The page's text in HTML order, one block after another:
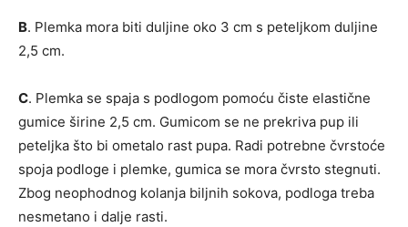
B. Plemka mora biti duljine oko 3 cm s peteljkom duljine
2,5 cm.
C. Plemka se spaja s podlogom pomoću čiste elastične
gumice širine 2,5 cm. Gumicom se ne prekriva pup ili
peteljka što bi ometalo rast pupa. Radi potrebne čvrstoće
spoja podloge i plemke, gumica se mora čvrsto stegnuti.
Zbog neophodnog kolanja biljnih sokova, podloga treba
nesmetano i dalje rasti.